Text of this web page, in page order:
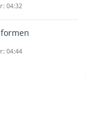
04:32
04:44